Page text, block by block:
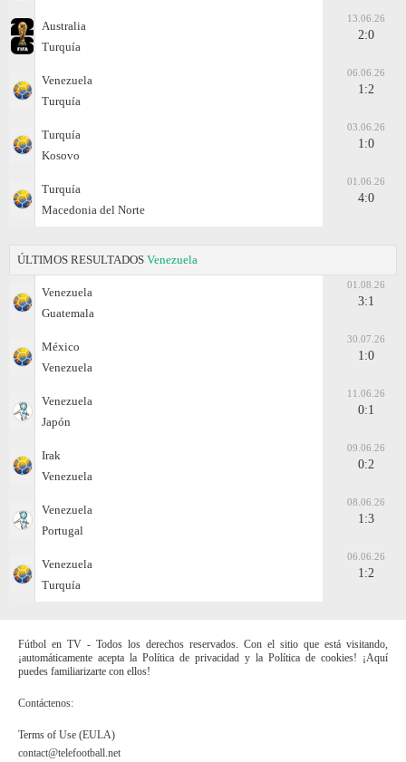
Australia
Turquía
13.06.26
2:0
Venezuela
Turquía
06.06.26
1:2
Turquía
Kosovo
03.06.26
1:0
Turquía
Macedonia del Norte
01.06.26
4:0
ÚLTIMOS RESULTADOS Venezuela
Venezuela
Guatemala
01.08.26
3:1
México
Venezuela
30.07.26
1:0
Venezuela
Japón
11.06.26
0:1
Irak
Venezuela
09.06.26
0:2
Venezuela
Portugal
08.06.26
1:3
Venezuela
Turquía
06.06.26
1:2
Fútbol en TV - Todos los derechos reservados. Con el sitio que está visitando,
¡automáticamente acepta la Política de privacidad y la Política de cookies! ¡Aquí
puedes familiarizarte con ellos!
Contáctenos:
Terms of Use (EULA)
contact@telefootball.net